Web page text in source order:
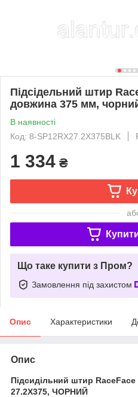
Підсідельний штир
довжина 375 мм,
В наявності
Код: 8-SP12RX27.2X375BLK
1 334 ₴
Що таке купити з Пром?
Замовлення під захистом
Опис Характеристики
Опис
Підсидільний штир RaceFace
27.2X375, ЧОРНИЙ